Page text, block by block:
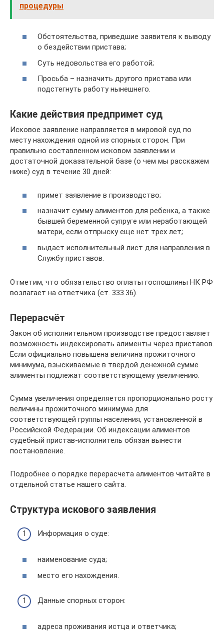
процедуры
Обстоятельства, приведшие заявителя к выводу
о бездействии пристава;
Суть недовольства его работой;
Просьба – назначить другого пристава или
подстегнуть работу нынешнего.
Какие действия предпримет суд
Исковое заявление направляется в мировой суд по
месту нахождения одной из спорных сторон. При
правильно составленном исковом заявлении и
достаточной доказательной базе (о чем мы расскажем
ниже) суд в течение 30 дней:
примет заявление в производство;
назначит сумму алиментов для ребенка, а также
бывшей беременной супруге или неработающей
матери, если отпрыску еще нет трех лет;
выдаст исполнительный лист для направления в
Службу приставов.
Отметим, что обязательство оплаты госпошлины НК РФ
возлагает на ответчика (ст. 333.36).
Перерасчёт
Закон об исполнительном производстве предоставляет
возможность индексировать алименты через приставов.
Если официально повышена величина прожиточного
минимума, взыскиваемые в твёрдой денежной сумме
алименты подлежат соответствующему увеличению.
Сумма увеличения определяется пропорционально росту
величины прожиточного минимума для
соответствующей группы населения, установленной в
Российской Федерации. Об индексации алиментов
судебный пристав-исполнитель обязан вынести
постановление.
Подробнее о порядке перерасчета алиментов читайте в
отдельной статье нашего сайта.
Структура искового заявления
Информация о суде:
наименование суда;
место его нахождения.
Данные спорных сторон:
адреса проживания истца и ответчика;